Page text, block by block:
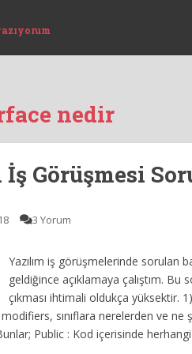
nedir
İş Görüşmesi
3 Yorum
Yazılım iş görüşmelerinde sorulan
geldiğince açıklamaya çalıştım. Bu
çıkması ihtimali oldukça yüksektir.
sınıflara nerelerden ve
Public : Kod içerisinde